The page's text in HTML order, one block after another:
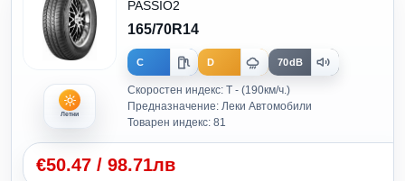
Летни
PASSIO2
165/70R14
C D 70dB
Скоростен индекс: T - (190км/ч.)
Предназначение: Леки Автомобили
Товарен индекс: 81
€50.47 / 98.71лв